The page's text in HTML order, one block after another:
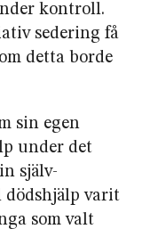
kontroll.
sedering få
detta borde
sin egen
under det
själv-
varit
som valt